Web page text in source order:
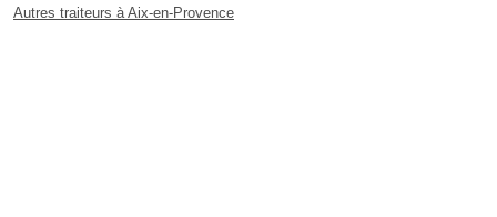
Autres traiteurs à Aix-en-Provence